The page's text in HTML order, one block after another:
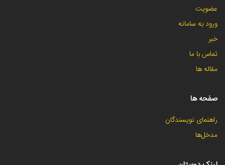
عضویت
ورود به سامانه
خبر
تماس با ما
مقاله ها
صفحه ها
راهنمای نویسندگان
مدخل‌ها